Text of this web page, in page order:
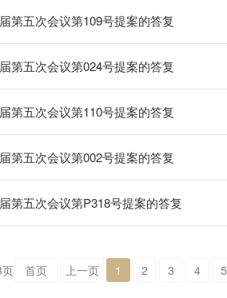
第五次会议第109号提案的答复
第五次会议第024号提案的答复
第五次会议第110号提案的答复
第五次会议第002号提案的答复
第五次会议第P318号提案的答复
页 首页 上一页 1 2 3 4 5